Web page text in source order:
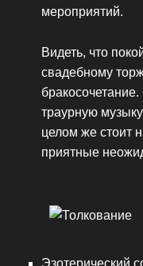
мероприятий.
Видеть, что
свадебному
траурную
целом же стоит
приятные